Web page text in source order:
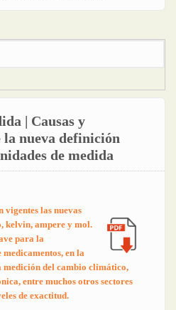
| Causas y
la nueva definición
de medida
vigentes las nuevas
kelvin, ampere y mol.
para la
en la
del cambio climático,
entre muchos otros sectores
de exactitud.